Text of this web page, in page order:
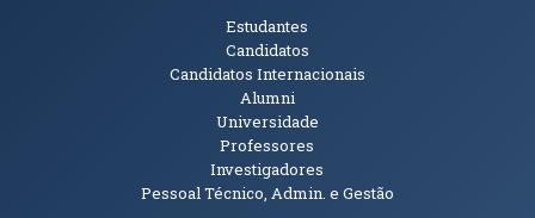
Estudantes
Candidatos
Candidatos Internacionais
Alumni
Universidade
Professores
Investigadores
Pessoal Técnico, Admin. e Gestão